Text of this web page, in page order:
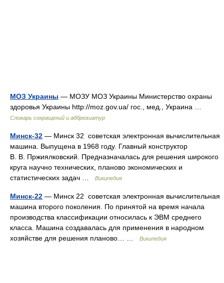
МОЗ Украины — МОЗУ МОЗ Украины Министерство охраны
здоровья Украины http://moz.gov.ua/​ гос., мед., Украина …
Словарь сокращений и аббревиатур
Минск-32 — Минск 32 советская электронная вычислительная
машина. Выпущена в 1968 году. Главный конструктор
В. В. Пржиялковский. Предназначалась для решения широкого
круга научно технических, планово экономических и
статистических задач …
Википедия
Минск-22 — Минск 22 советская электронная вычислительная
машина второго поколения. По принятой на время начала
производства классификации относилась к ЭВМ среднего
класса. Машина создавалась для применения в народном
хозяйстве для решения планово… …
Википедия